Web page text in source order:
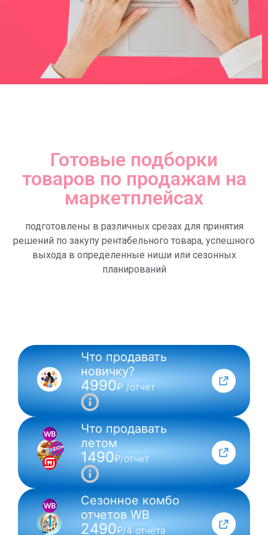
Готовые подборки
товаров по продажам на
маркетплейсах
подготовлены в различных срезах для принятия
решений по закупу рентабельного товара, успешного
выхода в определенные ниши или сезонных
планирований
NEW
Что продавать
новичку?
4990₽ /отчет
Что продавать
летом
1490₽/отчет
Сезонное комбо
отчетов WB
2490₽/4 отчёта